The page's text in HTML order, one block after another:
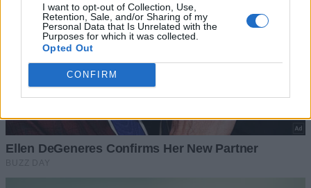
I want to opt-out of Collection, Use,
Retention, Sale, and/or Sharing of my
Personal Data that Is Unrelated with the
Purposes for which it was collected.
Opted Out
CONFIRM